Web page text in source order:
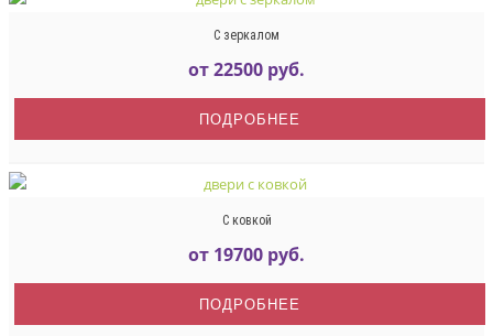
С зеркалом
от 22500 руб.
ПОДРОБНЕЕ
С ковкой
от 19700 руб.
ПОДРОБНЕЕ